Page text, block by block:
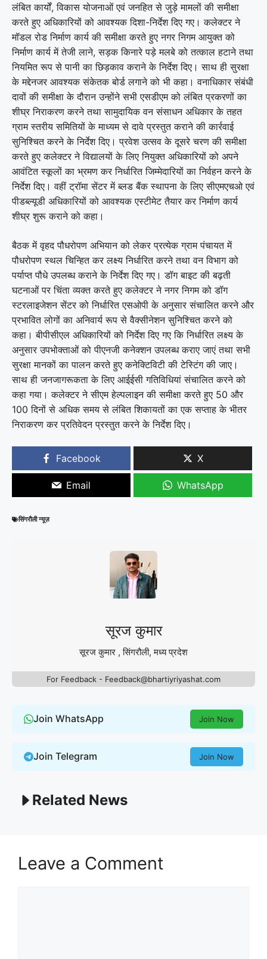
लंबित कार्यों, विकास योजनाओं एवं जनहित से जुड़े मामलों की समीक्षा
करते हुए अधिकारियों को आवश्यक दिशा-निर्देश दिए गए। कलेक्टर ने
मॉडल रोड निर्माण कार्य की समीक्षा करते हुए नगर निगम आयुक्त को
निर्माण कार्य में तेजी लाने, सड़क किनारे पड़े मलबे को तत्काल हटाने तथा
नियमित रूप से पानी का छिड़काव कराने के निर्देश दिए। साथ ही सुरक्षा
के मद्देनजर आवश्यक संकेतक बोर्ड लगाने को भी कहा। वनाधिकार संबंधी
दावों की समीक्षा के दौरान उन्होंने सभी एसडीएम को लंबित प्रकरणों का
शीघ्र निराकरण करने तथा सामुदायिक वन संसाधन अधिकार के तहत
ग्राम स्तरीय समितियों के माध्यम से दावे प्रस्तुत कराने की कार्रवाई
सुनिश्चित करने के निर्देश दिए। प्रवेश उत्सव के दूसरे चरण की समीक्षा
करते हुए कलेक्टर ने विद्यालयों के लिए नियुक्त अधिकारियों को अपने
आवंटित स्कूलों का भ्रमण कर निर्धारित जिम्मेदारियों का निर्वहन करने के
निर्देश दिए। वहीं ट्रॉमा सेंटर में ब्लड बैंक स्थापना के लिए सीएमएचओ एवं
पीडब्ल्यूडी अधिकारियों को आवश्यक एस्टीमेट तैयार कर निर्माण कार्य
शीघ्र शुरू कराने को कहा।
बैठक में वृहद पौधरोपण अभियान को लेकर प्रत्येक ग्राम पंचायत में
पौधरोपण स्थल चिन्हित कर लक्ष्य निर्धारित करने तथा वन विभाग को
पर्याप्त पौधे उपलब्ध कराने के निर्देश दिए गए। डॉग बाइट की बढ़ती
घटनाओं पर चिंता व्यक्त करते हुए कलेक्टर ने नगर निगम को डॉग
स्टरलाइजेशन सेंटर को निर्धारित एसओपी के अनुसार संचालित करने और
प्रभावित लोगों का अनिवार्य रूप से वैक्सीनेशन सुनिश्चित करने को
कहा। बीपीसीएल अधिकारियों को निर्देश दिए गए कि निर्धारित लक्ष्य के
अनुसार उपभोक्ताओं को पीएनजी कनेक्शन उपलब्ध कराए जाएं तथा सभी
सुरक्षा मानकों का पालन करते हुए कनेक्टिविटी की टेस्टिंग की जाए।
साथ ही जनजागरूकता के लिए आईईसी गतिविधियां संचालित करने को
कहा गया। कलेक्टर ने सीएम हेल्पलाइन की समीक्षा करते हुए 50 और
100 दिनों से अधिक समय से लंबित शिकायतों का एक सप्ताह के भीतर
निराकरण कर प्रतिवेदन प्रस्तुत करने के निर्देश दिए।
Facebook X
Email WhatsApp
सिंगरौली न्यूज़
सूरज कुमार
सूरज कुमार , सिंगरौली, मध्य प्रदेश
For Feedback - Feedback@bhartiyriyashat.com
Join WhatsApp Join Now
Join Telegram Join Now
Related News
Leave a Comment